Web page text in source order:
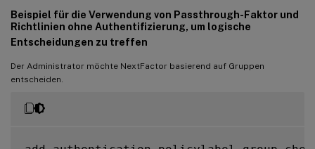
Beispiel für die Verwendung von Passthrough-Faktor und
Richtlinien ohne Authentifizierung, um logische
Entscheidungen zu treffen
Der Administrator möchte NextFactor basierend auf Gruppen
entscheiden.